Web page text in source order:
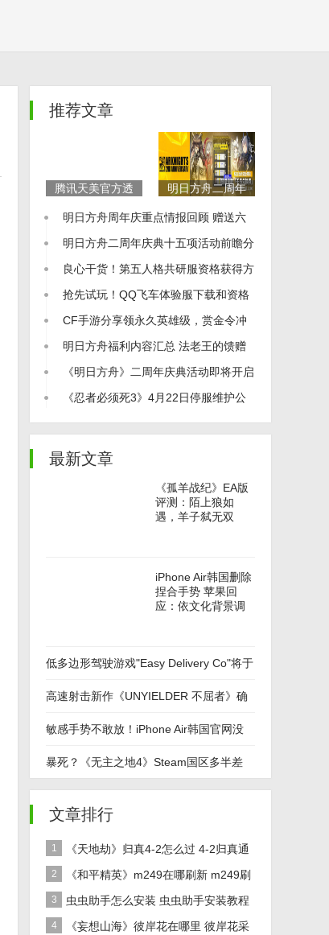
推荐文章
腾讯天美官方透
科幻题材3A游戏
新项目
明日方舟二周年
券」怎么选有性
价比
明日方舟周年庆重点情报回顾 赠送六
星干员 异格干员 凯尔希上线
明日方舟二周年庆典十五项活动前瞻分
析（part.1）
良心干货！第五人格共研服资格获得方
式
抢先试玩！QQ飞车体验服下载和资格
申请方法
CF手游分享领永久英雄级，赏金令冲
级再开启！
明日方舟福利内容汇总 法老王的馈赠
《明日方舟》二周年庆典活动即将开启
《忍者必须死3》4月22日停服维护公
告
最新文章
《孤羊战纪》EA版
评测：陌上狼如
遇，羊子弑无双
iPhone Air韩国删除
捏合手势 苹果回
应：依文化背景调
低多边形驾驶游戏"Easy Delivery Co"将于
9月18日上线!
高速射击新作《UNYIELDER 不屈者》确
认9月底发售
敏感手势不敢放！iPhone Air韩国官网没
有“捏合”动画
暴死？《无主之地4》Steam国区多半差
评：好评率29%
文章排行
1
《天地劫》归真4-2怎么过 4-2归真通
关攻略
2
《和平精英》m249在哪刷新 m249刷
新资源点推荐
3 虫虫助手怎么安装 虫虫助手安装教程
4
《妄想山海》彼岸花在哪里 彼岸花采